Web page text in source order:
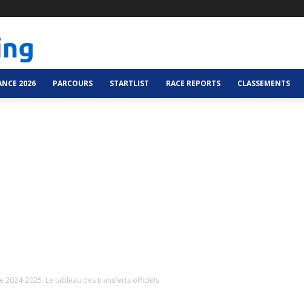
2026 PARCOURS STARTLIST RACE REPORTS CLASSEMENTS
2024-2025. Le tableau des transferts officiels